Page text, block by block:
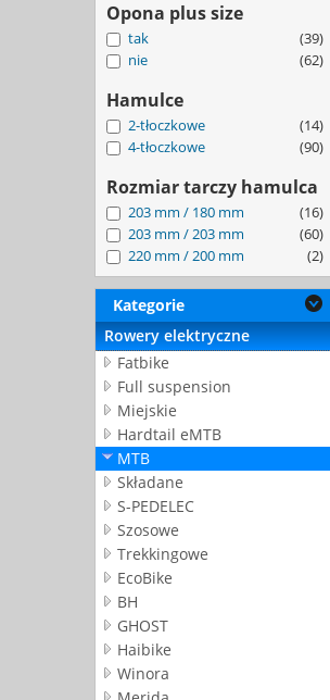
Opona plus size
tak
(39)
nie
(62)
Hamulce
2-tłoczkowe
(14)
4-tłoczkowe
(90)
Rozmiar tarczy hamulca
203 mm / 180 mm
(16)
203 mm / 203 mm
(60)
220 mm / 200 mm
(2)
Kategorie
Rowery elektryczne
Fatbike
Full suspension
Miejskie
Hardtail eMTB
MTB
Składane
S-PEDELEC
Szosowe
Trekkingowe
EcoBike
BH
GHOST
Haibike
Winora